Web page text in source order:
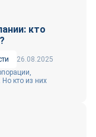
кто
26.08.2025
кто из них